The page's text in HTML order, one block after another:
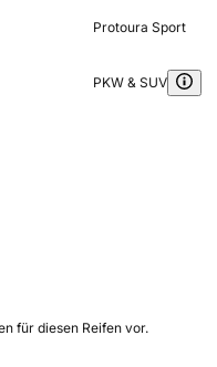
Protoura Sport
PKW & SUV
für diesen Reifen vor.